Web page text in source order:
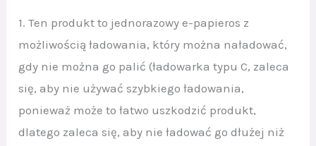
1. Ten produkt to jednorazowy e-papieros z
możliwością ładowania, który można naładować,
gdy nie można go palić (ładowarka typu C, zaleca
się, aby nie używać szybkiego ładowania,
ponieważ może to łatwo uszkodzić produkt,
dlatego zaleca się, aby nie ładować go dłużej niż